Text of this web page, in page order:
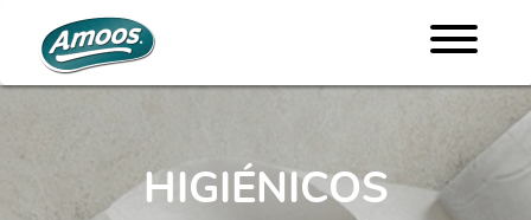
HIGIÉNICOS